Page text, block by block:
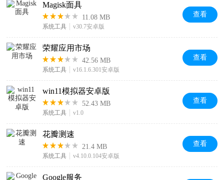
Magisk面具
11.08 MB
系统工具 v30.7安卓版
查看
荣耀应用市场
42.56 MB
系统工具 v16.1.6.301安卓版
查看
win11模拟器安卓版
52.43 MB
系统工具 v1.0
查看
花瓣测速
21.4 MB
系统工具 v4.10.0.104安卓版
查看
Google服务